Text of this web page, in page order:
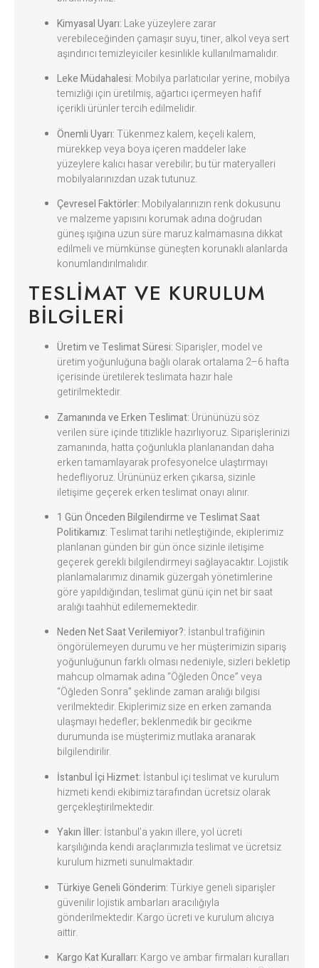
Kimyasal Uyarı: Lake yüzeylere zarar
verebileceğinden çamaşır suyu, tiner, alkol veya sert
aşındırıcı temizleyiciler kesinlikle kullanılmamalıdır.
Leke Müdahalesi: Mobilya parlatıcılar yerine, mobilya
temizliği için üretilmiş, ağartıcı içermeyen hafif
içerikli ürünler tercih edilmelidir.
Önemli Uyarı:Tükenmez kalem, keçeli kalem,
mürekkep veya boya içeren maddeler lake
yüzeylere kalıcı hasar verebilir; bu tür materyalleri
mobilyalarınızdan uzak tutunuz.
Çevresel Faktörler: Mobilyalarınızın renk dokusunu
ve malzeme yapısını korumak adına doğrudan
güneş ışığına uzun süre maruz kalmamasına dikkat
edilmeli ve mümkünse güneşten korunaklı alanlarda
konumlandırılmalıdır.
TESLIMAT VE KURULUM
BILGILERI
Üretim ve Teslimat Süresi: Siparişler, model ve
üretim yoğunluğuna bağlı olarak ortalama 2–6 hafta
içerisinde üretilerek teslimata hazır hale
getirilmektedir.
Zamanında ve Erken Teslimat: Ürününüzü söz
verilen süre içinde titizlikle hazırlıyoruz. Siparişlerinizi
zamanında, hatta çoğunlukla planlanandan daha
erken tamamlayarak profesyonelce ulaştırmayı
hedefliyoruz. Ürününüz erken çıkarsa, sizinle
iletişime geçerek erken teslimat onayı alınır.
1 Gün Önceden Bilgilendirme ve Teslimat Saat
Politikamız:Teslimat tarihi netleştiğinde, ekiplerimiz
planlanan günden bir gün önce sizinle iletişime
geçerek gerekli bilgilendirmeyi sağlayacaktır. Lojistik
planlamalarımız dinamik güzergah yönetimlerine
göre yapıldığından, teslimat günü için net bir saat
aralığı taahhüt edilememektedir.
Neden Net Saat Verilemiyor?: İstanbul trafiğinin
öngörülemeyen durumu ve her müşterimizin sipariş
yoğunluğunun farklı olması nedeniyle, sizleri bekletip
mahcup olmamak adına “Öğleden Önce” veya
“Öğleden Sonra” şeklinde zaman aralığı bilgisi
verilmektedir. Ekiplerimiz size en erken zamanda
ulaşmayı hedefler; beklenmedik bir gecikme
durumunda ise müşterimiz mutlaka aranarak
bilgilendirilir.
İstanbul İçi Hizmet: İstanbul içi teslimat ve kurulum
hizmeti kendi ekibimiz tarafından ücretsiz olarak
gerçekleştirilmektedir.
Yakın İller: İstanbul’a yakın illere, yol ücreti
karşılığında kendi araçlarımızla teslimat ve ücretsiz
kurulum hizmeti sunulmaktadır.
Türkiye Geneli Gönderim:Türkiye geneli siparişler
güvenilir lojistik ambarları aracılığıyla
gönderilmektedir. Kargo ücreti ve kurulum alıcıya
aittir.
Kargo Kat Kuralları: Kargo ve ambar firmaları kuralları